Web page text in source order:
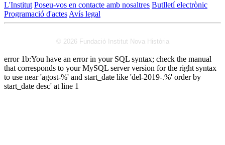
L'Institut Poseu-vos en contacte amb nosaltres Butlletí electrònic
Programació d'actes Avís legal
© 2026 Fundació Institut Nova Història
error 1b:You have an error in your SQL syntax; check the manual
that corresponds to your MySQL server version for the right syntax
to use near 'agost-%' and start_date like 'del-2019-.%' order by
start_date desc' at line 1